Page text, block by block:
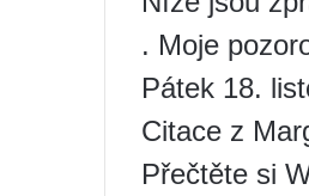
. Moje
Pátek 18.
Citace z
Přečtěte si